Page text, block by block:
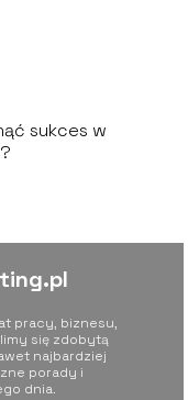
sukces w
pracy, biznesu,
się zdobytą
najbardziej
porady i
dnia.